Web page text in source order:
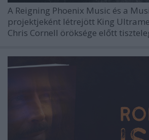
A Reigning Phoenix Music és a
projektjeként létrejött King
Chris Cornell öröksége előtt